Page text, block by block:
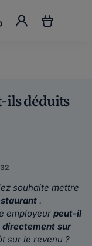
ils déduits
souhaite mettre
.
employeur peut-il
sur
sur le revenu ?